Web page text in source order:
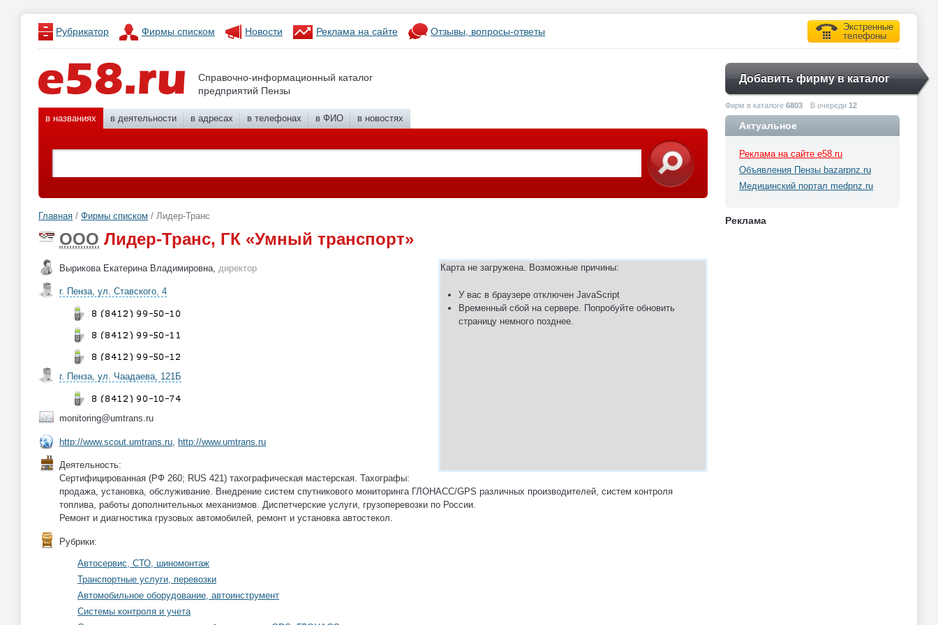
Рубрикатор Фирмы списком Новости Реклама на сайте Отзывы, вопросы-ответы
Экстренные
телефоны
Справочно-информационный каталог
предприятий Пензы
Добавить фирму в каталог
Фирм в каталоге 6803 В очереди 12
в названиях в деятельности в адресах в телефонах в ФИО в новостях
Главная / Фирмы списком / Лидер-Транс
ООО Лидер-Транс, ГК «Умный транспорт»
Карта не загружена. Возможные причины:
У вас в браузере отключен JavaScript
Временный сбой на сервере. Попробуйте обновить
страницу немного позднее.
Вырикова Екатерина Владимировна, директор
г. Пенза, ул. Ставского, 4
г. Пенза, ул. Чаадаева, 121Б
monitoring@umtrans.ru
http://www.scout.umtrans.ru http://www.umtrans.ru
Деятельность:
Сертифицированная (РФ 260; RUS 421) тахографическая мастерская. Тахографы:
продажа, установка, обслуживание. Внедрение систем спутникового мониторинга ГЛОНАСС/GPS различных производителей, систем контроля
топлива, работы дополнительных механизмов. Диспетчерские услуги, грузоперевозки по России.
Ремонт и диагностика грузовых автомобилей, ремонт и установка автостекол.
Рубрики:
Автосервис, СТО, шиномонтаж
Транспортные услуги, перевозки
Автомобильное оборудование, автоинструмент
Системы контроля и учета
Актуальное
Реклама на сайте e58.ru
Объявления Пензы bazarpnz.ru
Медицинский портал medpnz.ru
Реклама